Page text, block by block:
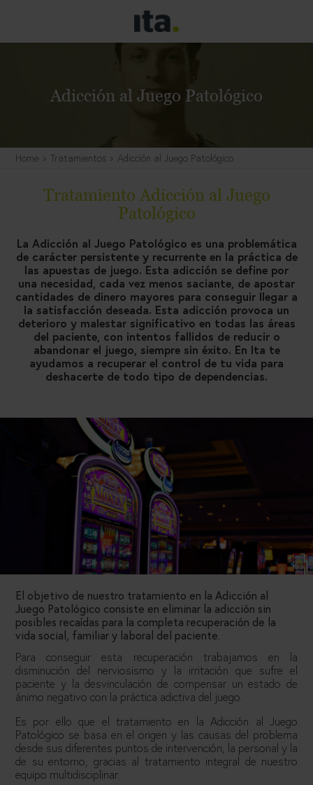
Adicción al Juego Patológico
Home Tratamientos Adicción al Juego Patológico
Tratamiento Adicción al Juego
Patológico
La Adicción al Juego Patológico es una problemática
de carácter persistente y recurrente en la práctica de
las apuestas de juego. Esta adicción se define por
una necesidad, cada vez menos saciante, de apostar
cantidades de dinero mayores para conseguir llegar a
la satisfacción deseada. Esta adicción provoca un
deterioro y malestar significativo en todas las áreas
del paciente, con intentos fallidos de reducir o
abandonar el juego, siempre sin éxito. En Ita te
ayudamos a recuperar el control de tu vida para
deshacerte de todo tipo de dependencias.
El objetivo de nuestro tratamiento en la Adicción al
Juego Patológico consiste en eliminar la adicción sin
posibles recaídas para la completa recuperación de la
vida social, familiar y laboral del paciente.
Para conseguir esta recuperación trabajamos en la
disminución del nerviosismo y la irritación que sufre el
paciente y la desvinculación de compensar un estado de
ánimo negativo con la práctica adictiva del juego.
Es por ello que el tratamiento en la Adicción al Juego
Patológico se basa en el origen y las causas del problema
desde sus diferentes puntos de intervención, la personal y la
de su entorno, gracias al tratamiento integral de nuestro
equipo multidisciplinar.